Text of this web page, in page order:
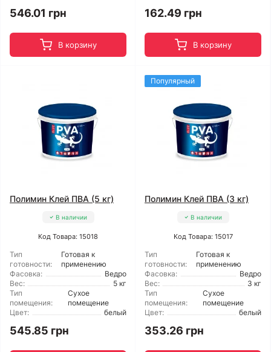
546.01 грн
В корзину
162.49 грн
В корзину
Полимин Клей ПВА (5 кг)
В наличии
Код Товара: 15018
Тип
готовности:
Готовая к
применению
Фасовка:
Ведро
Вес:
5 кг
Тип
помещения:
Сухое
помещение
Цвет:
белый
545.85 грн
Популярный
Полимин Клей ПВА (3 кг)
В наличии
Код Товара: 15017
Тип
готовности:
Готовая к
применению
Фасовка:
Ведро
Вес:
3 кг
Тип
помещения:
Сухое
помещение
Цвет:
белый
353.26 грн